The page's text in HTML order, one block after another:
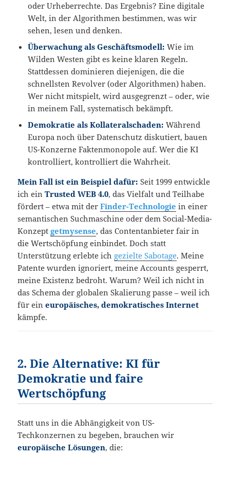
oder Urheberrechte. Das Ergebnis? Eine digitale
Welt, in der Algorithmen bestimmen, was wir
sehen, lesen und denken.
Überwachung als Geschäftsmodell: Wie im
Wilden Westen gibt es keine klaren Regeln.
Stattdessen dominieren diejenigen, die die
schnellsten Revolver (oder Algorithmen) haben.
Wer nicht mitspielt, wird ausgegrenzt – oder, wie
in meinem Fall, systematisch bekämpft.
Demokratie als Kollateralschaden: Während
Europa noch über Datenschutz diskutiert, bauen
US-Konzerne Faktenmonopole auf. Wer die KI
kontrolliert, kontrolliert die Wahrheit.
Mein Fall ist ein Beispiel dafür: Seit 1999 entwickle
ich einTrusted WEB 4.0, das Vielfalt und Teilhabe
fördert – etwa mit derFinder-Technologie in einer
semantischen Suchmaschine oder dem Social-Media-
Konzeptgetmysense, das Contentanbieter fair in
die Wertschöpfung einbindet. Doch statt
Unterstützung erlebte ich gezielte Sabotage. Meine
Patente wurden ignoriert, meine Accounts gesperrt,
meine Existenz bedroht. Warum? Weil ich nicht in
das Schema der globalen Skalierung passe – weil ich
für eineuropäisches, demokratisches Internet
kämpfe.
2. Die Alternative: KI für
Demokratie und faire
Wertschöpfung
Statt uns in die Abhängigkeit von US-
Techkonzernen zu begeben, brauchen wir
europäische Lösungen, die: